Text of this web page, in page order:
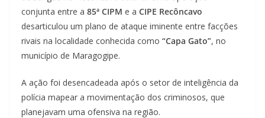
conjunta entre a 85ª CIPM e a CIPE Recôncavo
desarticulou um plano de ataque iminente entre facções
rivais na localidade conhecida como “Capa Gato”, no
município de Maragogipe.
A ação foi desencadeada após o setor de inteligência da
polícia mapear a movimentação dos criminosos, que
planejavam uma ofensiva na região.